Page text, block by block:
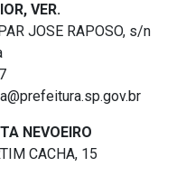
VER.
JOSE RAPOSO, s/n
NEVOEIRO
CACHA, 15